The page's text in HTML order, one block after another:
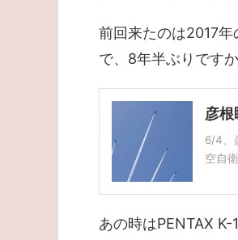
前回来たのは2017
で、8年半ぶりです
彦根
6/4、
空自
あの時はPENTAX